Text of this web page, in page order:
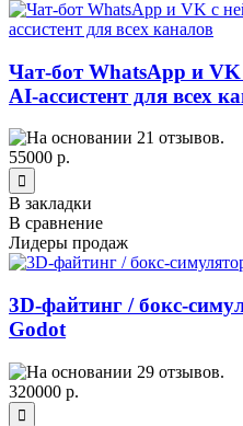
Чат-бот WhatsApp и
AI-ассистент для всех
55000 р.
В закладки
В сравнение
Лидеры продаж
3D-файтинг / бокс-
Godot
320000 р.